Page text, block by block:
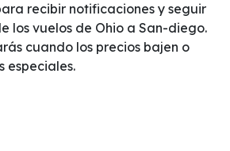
recibir notificaciones y seguir
los vuelos de Ohio a San-diego.
cuando los precios bajen o
especiales.